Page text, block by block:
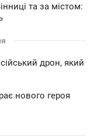
та за містом:
дрон, який
нового героя